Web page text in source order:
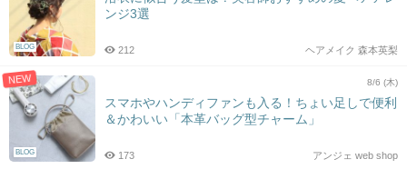
BLOG
ンジ3選
ヘアメイク 森本英梨
212
NEW
BLOG
8/6 (木)
スマホやハンディファンも入る！ちょい足しで便利
＆かわいい「本革バッグ型チャーム」
アンジェ web shop
173